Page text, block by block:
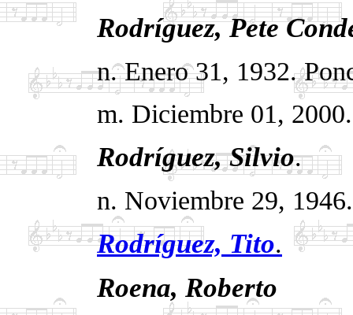
Rodríguez, Pete
n. Enero 31, 1932.
m. Diciembre 01,
Rodríguez,Silvio.
n. Noviembre 29,
Rodríguez, Tito.
Roena, Roberto